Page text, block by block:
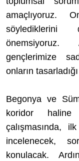
amaçlıyoruz.
söylediklerini
gençlerimize
onların
Begonya ve
koridor
çalışmasında,
incelenecek,
konulacak.